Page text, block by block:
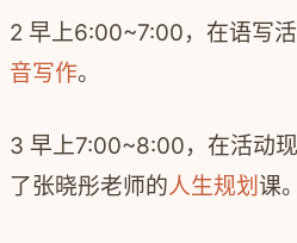
2 早上6:00~7:00，在语写
音写作。
3 早上7:00~8:00，在活动
了张晓彤老师的人生规划 课。